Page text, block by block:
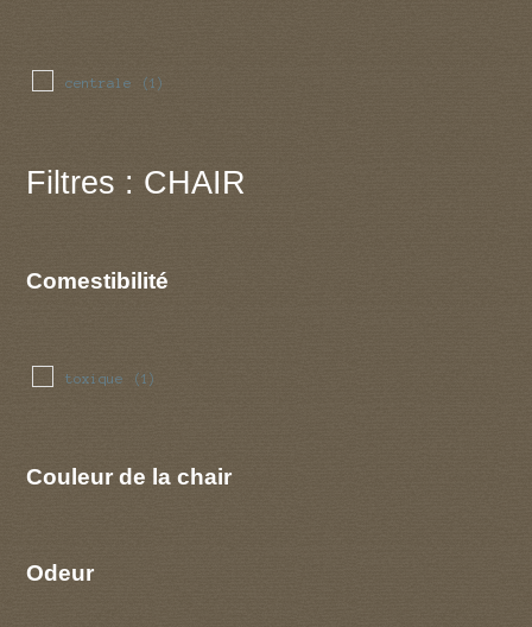
centrale (1)
Filtres : CHAIR
Comestibilité
toxique (1)
Couleur de la chair
Odeur